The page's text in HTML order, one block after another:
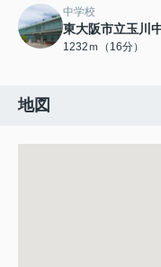
中学校
東大阪市立玉川
1232ｍ（16分）
地図